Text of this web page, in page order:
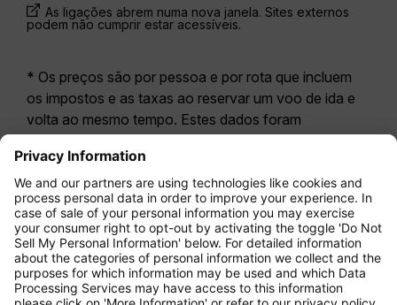
As ligações abrem numa nova janela. Sites externos
podem não cumprir estar acessíveis.
* Os preços são por pessoa e por rota que incluem
os impostos e as taxas ao reservar um voo de ida e
volta ao mesmo tempo. Estes dados foram
estar atualizados. As tarifas apresentadas para a
Economy Class correspondem geralmente à
Economy Zero, a nossa opção tarifária mais restritiva.
Poderão aplicar-se taxas adicionais parabagagem
registadaou outros serviços opcionais. Aplicam-se
osTermos e Condições Gerais de Transporte
(T&C).